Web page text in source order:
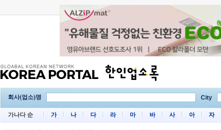
회사(업소)명 City
가나다 순 가 나 다 라 마 바 사 아 자